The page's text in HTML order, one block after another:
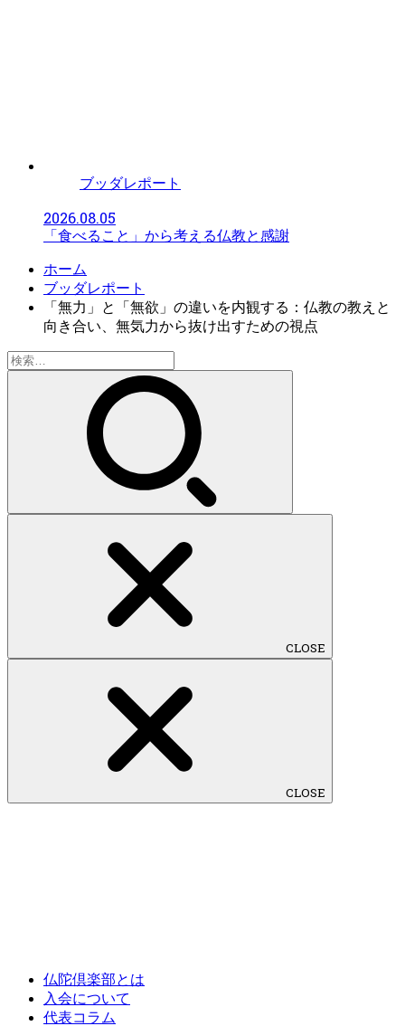
ブッダレポート
2026.08.05
「食べること」から考える仏教と感謝
ホーム
ブッダレポート
「無力」と「無欲」の違いを内観する：仏教の教えと
向き合い、無気力から抜け出すための視点
検
索:
CLOSE
CLOSE
仏陀倶楽部とは
入会について
代表コラム